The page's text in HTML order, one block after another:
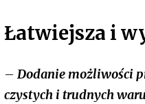
Łatwiejsza i
– Dodanie możliwości
czystych i trudnych